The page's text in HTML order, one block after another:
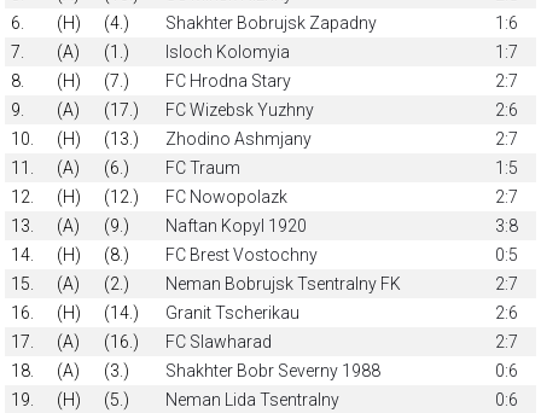
6.
(H) (4.) Shakhter Bobrujsk Zapadny
1:6
7.
(A) (1.) Isloch Kolomyia
1:7
8.
(H) (7.) FC Hrodna Stary
2:7
9.
(A) (17.) FC Wizebsk Yuzhny
2:6
10.
(H) (13.) Zhodino Ashmjany
2:7
11.
(A) (6.) FC Traum
1:5
12.
(H) (12.) FC Nowopolazk
2:7
13.
(A) (9.) Naftan Kopyl 1920
3:8
14.
(H) (8.) FC Brest Vostochny
0:5
15.
(A) (2.) Neman Bobrujsk Tsentralny FK
2:7
16.
(H) (14.) Granit Tscherikau
2:6
17.
(A) (16.) FC Slawharad
2:7
18.
(A) (3.) Shakhter Bobr Severny 1988
0:6
19.
(H) (5.) Neman Lida Tsentralny
0:6